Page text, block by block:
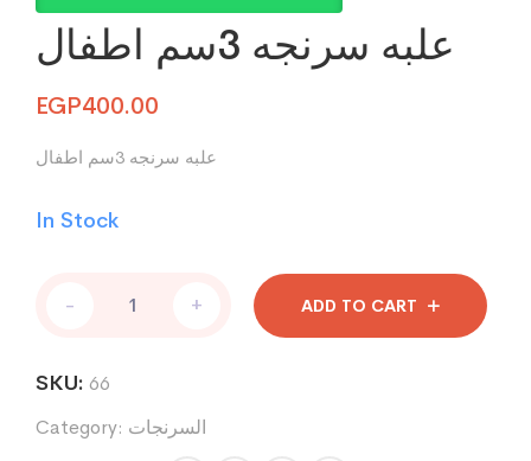
علبه سرنجه 3سم اطفال
EGP400.00
علبه سرنجه 3سم اطفال
In Stock
سرنجه
quantity
- + ADD TO CART
SKU: 66
Category: السرنجات